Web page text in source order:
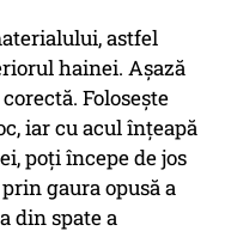
astfel
hainei. Așază
Folosește
iar cu acul înțeapă
poți începe de jos
gaura opusă a
din spate a